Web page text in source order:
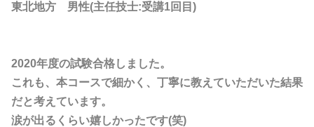
東北地方 男性(主任技士:受講1回目)
2020年度の試験合格しました。
これも、本コースで細かく、丁寧に教えていただいた結果
だと考えています。
涙が出るくらい嬉しかったです(笑)